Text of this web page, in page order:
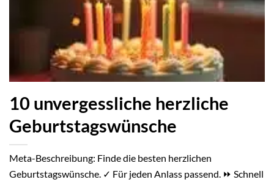
10 unvergessliche herzliche
Geburtstagswünsche
Meta-Beschreibung: Finde die besten herzlichen
Geburtstagswünsche. ✓ Für jeden Anlass passend. ⏩ Schnell